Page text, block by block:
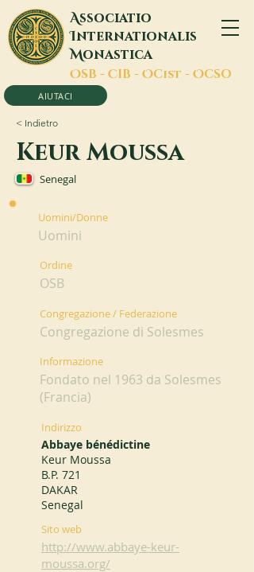
Associatio
Internationalis
Monastica
OSB - CIB - OCist - OCSO
AIUTACI
< Indietro
Keur Moussa
Senegal
Uomini/Donne
Uomini
Ordine
OSB
Congregazione / Federazione
Congregazione di Solesmes
Informazione
Fondato nel 1963 da Solesmes
(Francia)
Indirizzo
Abbaye bénédictine
Keur Moussa
B.P. 721
DAKAR
Senegal
Sito web
http://www.abbaye-keur-
moussa.org/